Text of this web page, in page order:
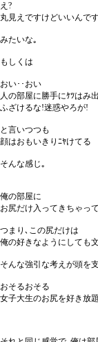
え?
丸見えですけどいいんで
みたいな｡
もしくは
おい･･おい
人の部屋に勝手にｹﾂはみ
ふざけるな!迷惑やろが!
と言いつつも
顔はおもいきりﾆﾔけてる
そんな感じ｡
俺の部屋に
お尻だけ入ってきちゃっ
つまり､この尻だけは
俺の好きなようにしても
そんな強引な考えが頭を
おそるおそる
女子大生のお尻を好き放